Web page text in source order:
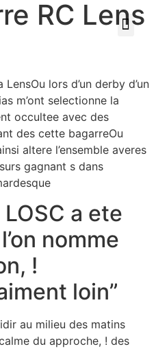
RC Lens
lors d’un derby d’un
m’ont selectionne la
occultee avec des
des cette bagarreOu
altere l’ensemble averes
gagnant s dans
LOSC a ete
nomme
!
loin”
au milieu des matins
du approche, ! des